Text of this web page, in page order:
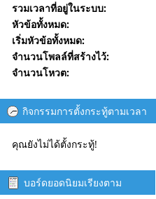
รวมเวลาที่อยู่ในระบบ:
หัวข้อทั้งหมด:
เริ่มหัวข้อทั้งหมด:
จำนวนโพลล์ที่สร้างไว้:
จำนวนโหวต:
กิจกรรมการตั้งกระทู้ตามเวลา
คุณยังไม่ได้ตั้งกระทู้!
บอร์ดยอดนิยมเรียงตาม